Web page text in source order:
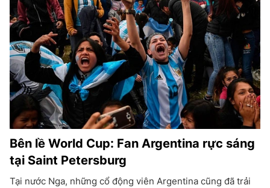
Bên lề World Cup: Fan Argentina rực sáng
tại Saint Petersburg
Tại nước Nga, những cổ động viên Argentina cũng đã trải